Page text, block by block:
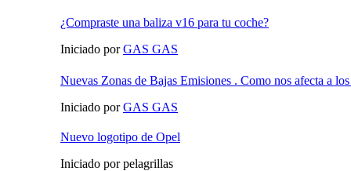
¿Compraste una baliza v16 para tu coche?
Iniciado porGAS GAS
Nuevas Zonas de Bajas Emisiones . Como nos afecta a
Iniciado porGAS GAS
Nuevo logotipo de Opel
Iniciado por pelagrillas